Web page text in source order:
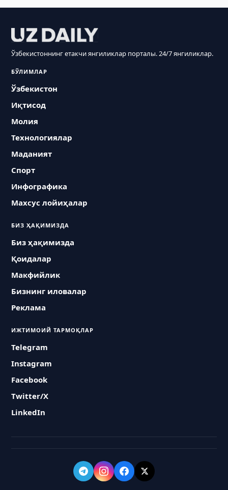
Ўзбекистоннинг етакчи янгиликлар порталы. 24/7 янгиликлар.
БЎЛИМЛАР
Ўзбекистон
Иқтисод
Молия
Технологиялар
Маданият
Спорт
Инфографика
Махсус лойиҳалар
БИЗ ҲАҚИМИЗДА
Биз ҳақимизда
Қоидалар
Макфийлик
Бизнинг иловалар
Реклама
ИЖТИМОИЙ ТАРМОҚЛАР
Telegram
Instagram
Facebook
Twitter/X
LinkedIn